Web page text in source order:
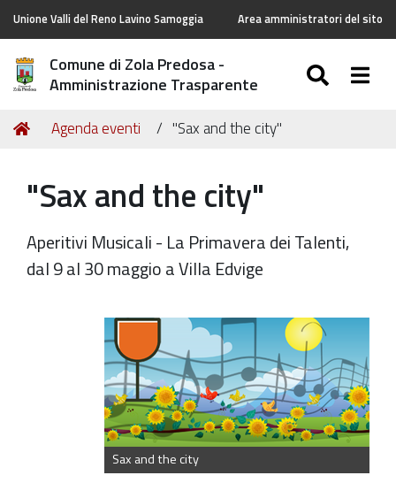
Unione Valli del Reno Lavino Samoggia Area amministratori del sito
Comune di Zola Predosa -
Amministrazione Trasparente
Tu
Home
Agenda eventi "Sax and the city"
"Sax and the city"
Aperitivi Musicali - La Primavera dei Talenti,
dal 9 al 30 maggio a Villa Edvige
Sax and the city
https://old.comune.zolapredosa.bo.it/events/sax-